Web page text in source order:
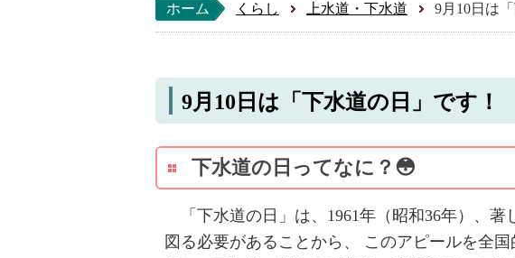
ホーム くらし 上水道・下水道 9月10日は
9月10日は「下水道の日」です！
下水道の日ってなに？😳
「下水道の日」は、1961年（昭和36年）、
図る必要があることから、 このアピールを全